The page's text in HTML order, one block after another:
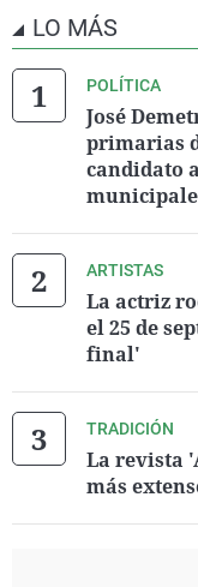
LO MÁS
POLÍTICA
José
primarias
candidato
ARTISTAS
La actriz
el 25 de
final'
TRADICIÓN
La revista
más